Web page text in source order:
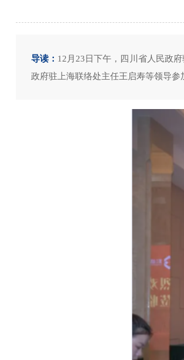
导读： 12月23日下午，四川省人民政
政府驻上海联络处主任王启寿等领导